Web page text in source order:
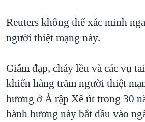
Reuters không thể xác minh
người thiệt mạng này.
Giẫm đạp, cháy lều và các vụ
khiến hàng trăm người thiệt
hương ở Ả rập Xê út trong 30
hành hương này bắt đầu vào